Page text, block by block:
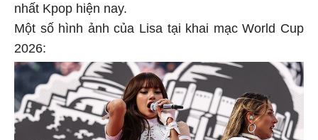
nhất Kpop hiện nay.
Một số hình ảnh của Lisa tại khai mạc World Cup
2026: